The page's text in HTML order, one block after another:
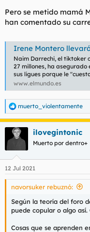
Pero se metido mamá
han comentado su
Irene Montero llevará a la Fiscalía las declaraciones
Naim Darrechi, el tiktoker
27 millones, ha asegurado
sus ligues porque le
www.elmundo.es
R
e
c
e
s
muerto_violentamente
ilovegintonic
Muerto por dentro+
12 Jul 2021
navorsuker rebuznó:
Según la teoría del foro
puede copular o algo
Cosas que se aprenden